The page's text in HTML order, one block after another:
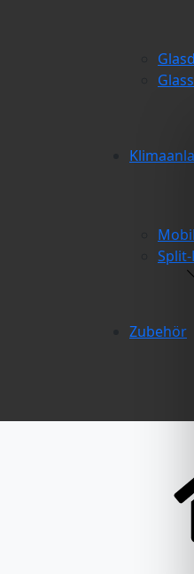
Split-
Zubehör